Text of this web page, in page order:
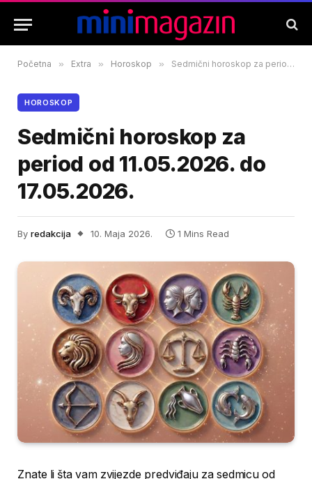
Početna » Extra » Horoskop » Sedmični horoskop za period od 11.05.2026. do 17.05.2026.
HOROSKOP
Sedmični horoskop za
period od 11.05.2026. do
17.05.2026.
By redakcija 10. Maja 2026. 1 Mins Read
Znate li šta vam zvijezde predviđaju za sedmicu od